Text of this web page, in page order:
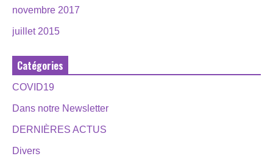
novembre 2017
juillet 2015
Catégories
COVID19
Dans notre Newsletter
DERNIÈRES ACTUS
Divers